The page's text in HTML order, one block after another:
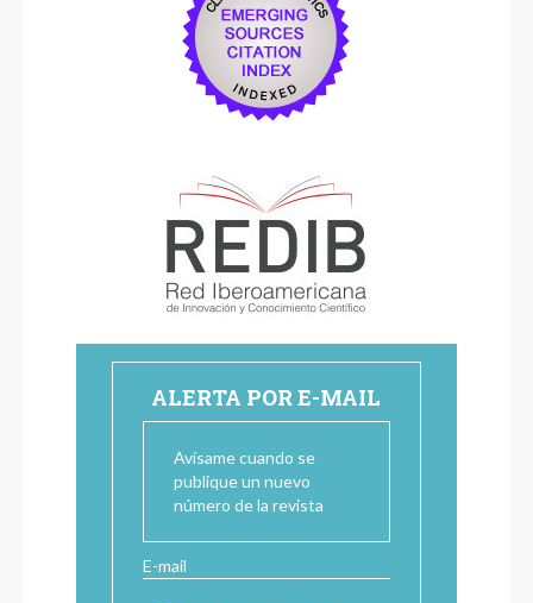
ALERTA POR E-MAIL
Avísame cuando se
publique un nuevo
número de la revista